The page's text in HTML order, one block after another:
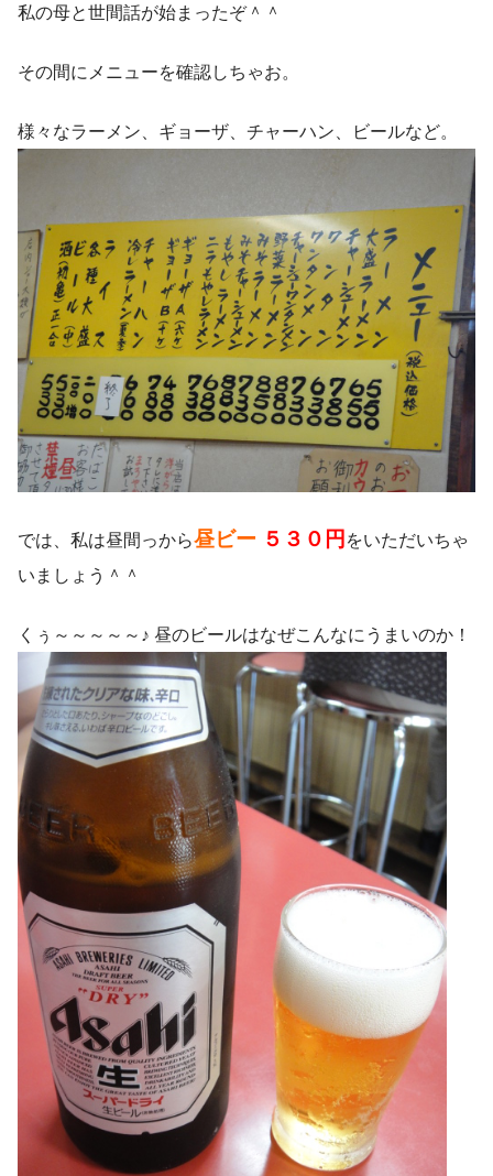
私の母と世間話が始まったぞ＾＾
その間にメニューを確認しちゃお。
様々なラーメン、ギョーザ、チャーハン、ビールなど。
では、私は昼間っから昼ビー ５３０円 をいただいちゃ
いましょう＾＾
くぅ～～～～～♪ 昼のビールはなぜこんなにうまいのか！